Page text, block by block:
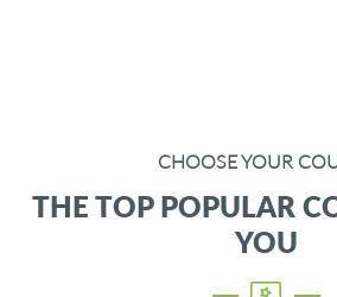
CHOOSE YOUR
THE TOP POPULAR
YOU